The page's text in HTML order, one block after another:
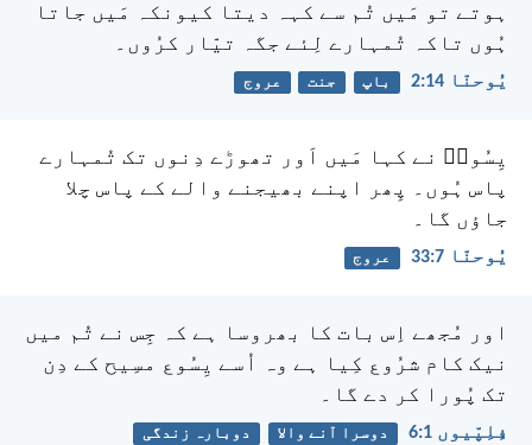
ہوتے تو مَیں تُم سے کہہ دیتا کیونکہ مَیں جاتا
ہُوں تاکہ تُمہارے لِئے جگہ تیّار کرُوں۔
یُوحنّا 14:‏2 باپ جنت عروج
یِسُوعؔ نے کہا مَیں اَور تھوڑے دِنوں تک تُمہارے
پاس ہُوں۔ پِھر اپنے بھیجنے والے کے پاس چلا
جاؤں گا۔
یُوحنّا 7:‏33 عروج
اور مُجھے اِس بات کا بھروسا ہے کہ جِس نے تُم میں
نیک کام شرُوع کِیا ہے وہ اُسے یِسُوع مسِیح کے دِن
تک پُورا کر دے گا۔
فِلِپّیوں 1:‏6 دوسرا آنے والا دوبارہ زندگی